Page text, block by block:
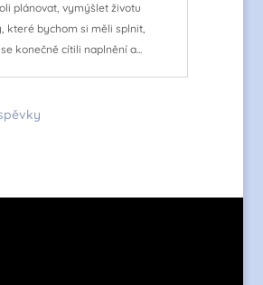
plánovat, vymýšlet životu
které bychom si měli splnit,
konečně cítili naplnění a...